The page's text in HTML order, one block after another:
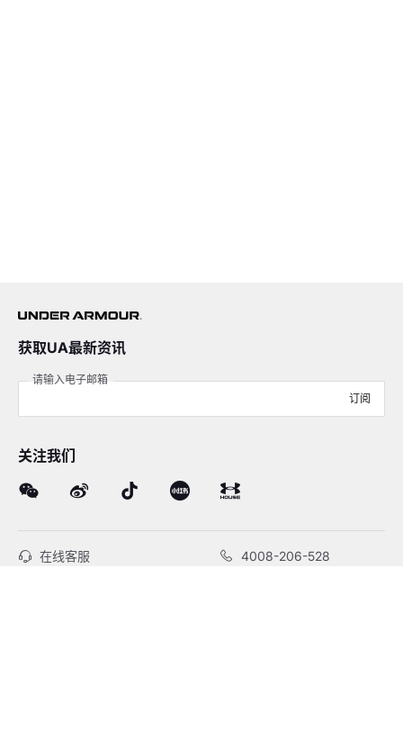
获取UA最新资讯
请输入电子邮箱
订阅
关注我们
在线客服 4008-206-528